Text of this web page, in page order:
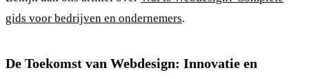
gids voor bedrijven en ondernemers.
De Toekomst van Webdesign: Innovatie en